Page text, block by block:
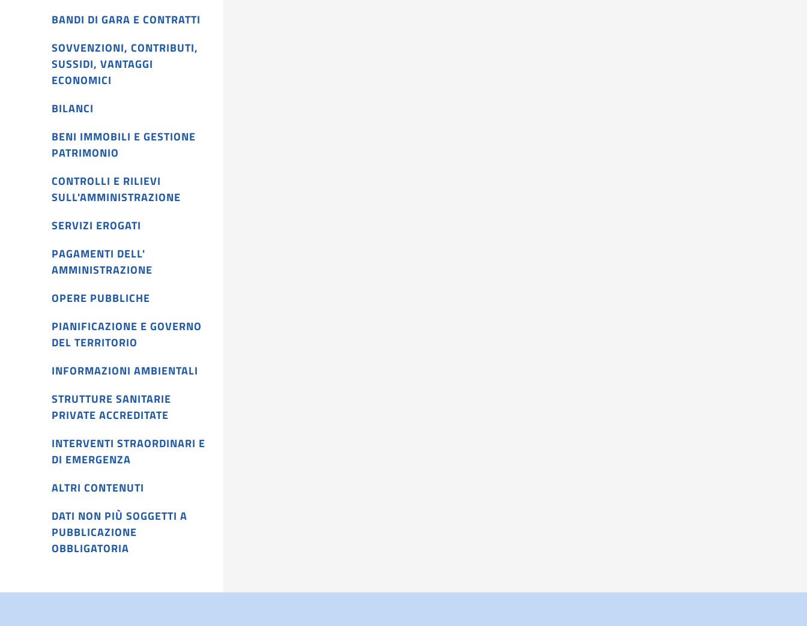
BANDI DI GARA E CONTRATTI
SOVVENZIONI, CONTRIBUTI,
SUSSIDI, VANTAGGI
ECONOMICI
BILANCI
BENI IMMOBILI E GESTIONE
PATRIMONIO
CONTROLLI E RILIEVI
SULL'AMMINISTRAZIONE
SERVIZI EROGATI
PAGAMENTI DELL'
AMMINISTRAZIONE
OPERE PUBBLICHE
PIANIFICAZIONE E GOVERNO
DEL TERRITORIO
INFORMAZIONI AMBIENTALI
STRUTTURE SANITARIE
PRIVATE ACCREDITATE
INTERVENTI STRAORDINARI E
DI EMERGENZA
ALTRI CONTENUTI
DATI NON PIÙ SOGGETTI A
PUBBLICAZIONE
OBBLIGATORIA